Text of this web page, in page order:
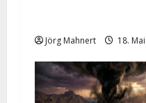
Jörg Mahnert 18.